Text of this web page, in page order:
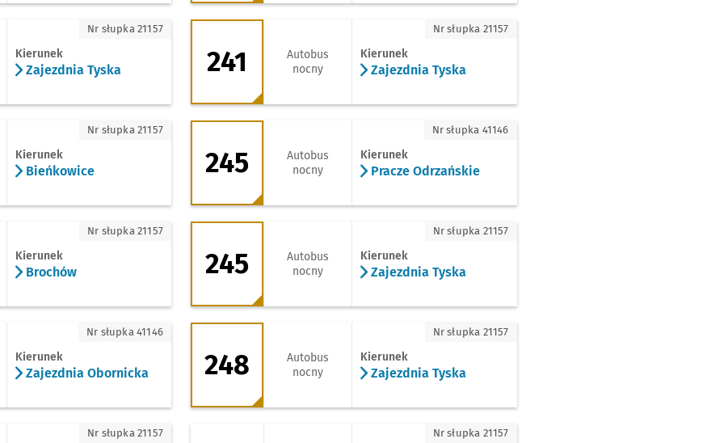
Tyska
Kierunek
Zajezdnia Tyska
Nr słupka 21157 241 - kierunek Zajezdnia Tyska
241
Autobus
nocny
Kierunek
Zajezdnia Tyska
Nr słupka 21157
Kierunek
Bieńkowice
Nr słupka 21157 245 - kierunek Pracze Odrzańskie
245
Autobus
nocny
Kierunek
Pracze Odrzańskie
Nr słupka 41146
Kierunek
Brochów
Nr słupka 21157 245 - kierunek Zajezdnia Tyska
245
Autobus
nocny
Kierunek
Zajezdnia Tyska
Nr słupka 21157
Obornicka
Kierunek
Zajezdnia Obornicka
Nr słupka 41146 248 - kierunek Zajezdnia Tyska
248
Autobus
nocny
Kierunek
Zajezdnia Tyska
Nr słupka 21157
TyskaNr słupka 21157 310 - kierunek Zajezdnia TyskaNr słupka 21157